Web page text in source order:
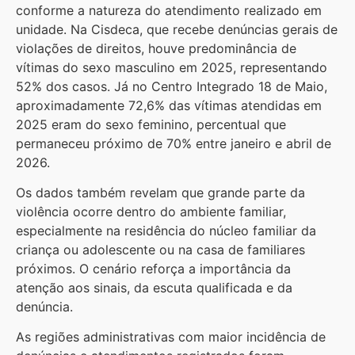
conforme a natureza do atendimento realizado em
unidade. Na Cisdeca, que recebe denúncias gerais de
violações de direitos, houve predominância de
vítimas do sexo masculino em 2025, representando
52% dos casos. Já no Centro Integrado 18 de Maio,
aproximadamente 72,6% das vítimas atendidas em
2025 eram do sexo feminino, percentual que
permaneceu próximo de 70% entre janeiro e abril de
2026.
Os dados também revelam que grande parte da
violência ocorre dentro do ambiente familiar,
especialmente na residência do núcleo familiar da
criança ou adolescente ou na casa de familiares
próximos. O cenário reforça a importância da
atenção aos sinais, da escuta qualificada e da
denúncia.
As regiões administrativas com maior incidência de